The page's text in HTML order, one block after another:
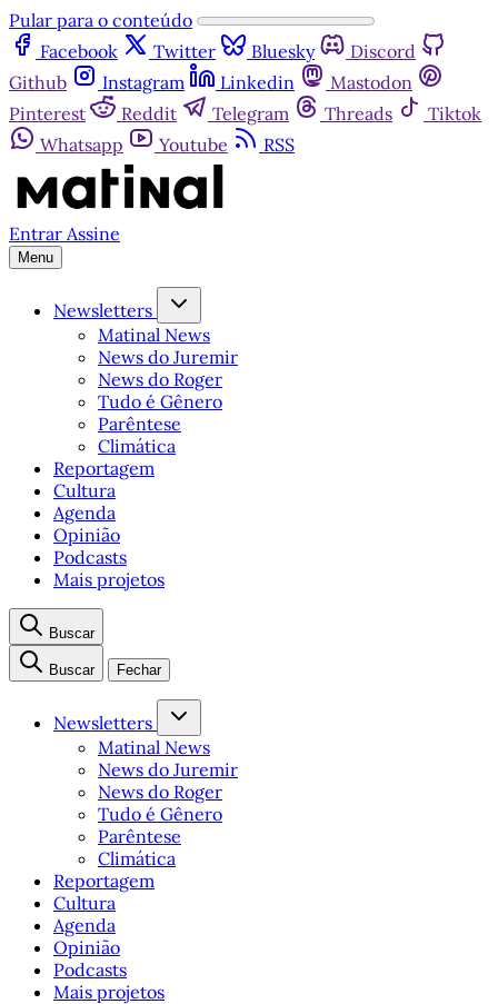
Pular para o conteúdo
Facebook
Twitter Bluesky
Discord
Github
Instagram Linkedin
Mastodon
Pinterest
Reddit Telegram Threads
Tiktok
Whatsapp
Youtube RSS
Entrar Assine
Menu
Newsletters
Matinal News
News do Juremir
News do Roger
Tudo é Gênero
Parêntese
Climática
Reportagem
Cultura
Agenda
Opinião
Podcasts
Mais projetos
Buscar
Buscar Fechar
Newsletters
Matinal News
News do Juremir
News do Roger
Tudo é Gênero
Parêntese
Climática
Reportagem
Cultura
Agenda
Opinião
Podcasts
Mais projetos